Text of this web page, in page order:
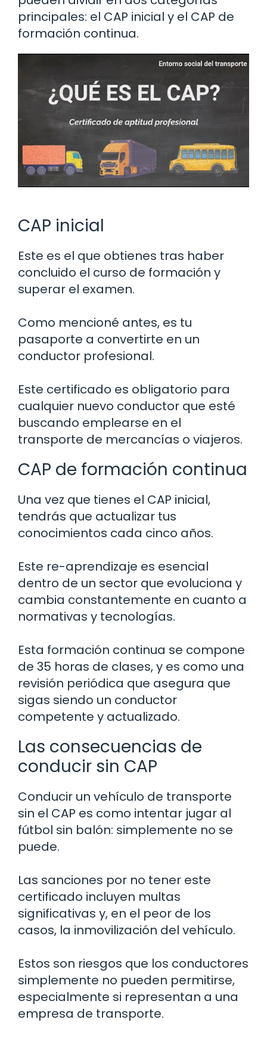
principales: el CAP inicial y el CAP de
formación continua.
CAP inicial
Este es el que obtienes tras haber
concluido el curso de formación y
superar el examen.
Como mencioné antes, es tu
pasaporte a convertirte en un
conductor profesional.
Este certificado es obligatorio para
cualquier nuevo conductor que esté
buscando emplearse en el
transporte de mercancías o viajeros.
CAP de formación continua
Una vez que tienes el CAP inicial,
tendrás que actualizar tus
conocimientos cada cinco años.
Este re-aprendizaje es esencial
dentro de un sector que evoluciona y
cambia constantemente en cuanto a
normativas y tecnologías.
Esta formación continua se compone
de 35 horas de clases, y es como una
revisión periódica que asegura que
sigas siendo un conductor
competente y actualizado.
Las consecuencias de
conducir sin CAP
Conducir un vehículo de transporte
sin el CAP es como intentar jugar al
fútbol sin balón: simplemente no se
puede.
Las sanciones por no tener este
certificado incluyen multas
significativas y, en el peor de los
casos, la inmovilización del vehículo.
Estos son riesgos que los conductores
simplemente no pueden permitirse,
especialmente si representan a una
empresa de transporte.